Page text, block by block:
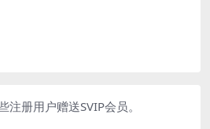
册用户赠送SVIP会员。